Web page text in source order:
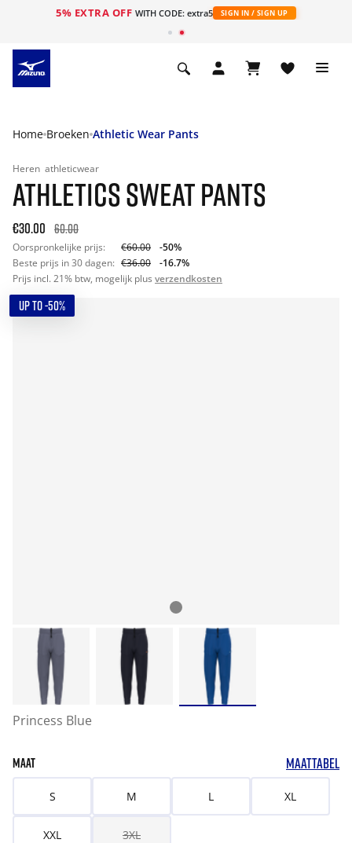
5% EXTRA OFF WITH CODE: extra5 SIGN IN / SIGN UP
Home Broeken Athletic Wear Pants
Heren athleticwear
ATHLETICS SWEAT PANTS
€30.00 60.00
Oorspronkelijke prijs: €60.00
-50%
Beste prijs in 30 dagen: €36.00
-16.7%
Prijs incl. 21% btw, mogelijk plus verzendkosten
UP TO -50%
Princess Blue
MAAT MAATTABEL
S M L XL
XXL 3XL